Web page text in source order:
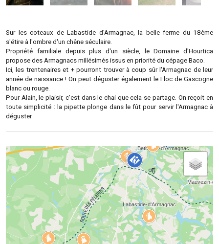
Sur les coteaux de Labastide d'Armagnac, la belle ferme du 18ème
s'étire à l'ombre d'un chêne séculaire.
Propriété familiale depuis plus d'un siècle, le Domaine d'Hourtica
propose des Armagnacs millésimés issus en priorité du cépage Baco.
Ici, les trentenaires et + pourront trouver à coup sûr l'Armagnac de leur
année de naissance ! On peut déguster également le Floc de Gascogne
blanc ou rouge.
Pour Alain, le plaisir, c'est dans le chai que cela se partage. On reçoit en
toute simplicité : la pipette plonge dans le fût pour servir l'Armagnac à
déguster.